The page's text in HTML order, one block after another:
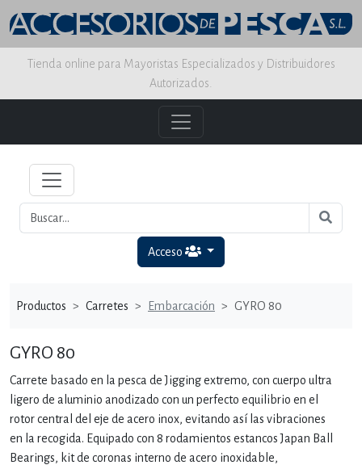
Tienda online para Mayoristas Especializados y Distribuidores
Autorizados.
Acceso
Productos Carretes Embarcación GYRO 80
GYRO 80
Carrete basado en la pesca de Jigging extremo, con cuerpo ultra
ligero de aluminio anodizado con un perfecto equilibrio en el
rotor central del eje de acero inox, evitando así las vibraciones
en la recogida. Equipado con 8 rodamientos estancos Japan Ball
Bearings, kit de coronas interno de acero inoxidable,